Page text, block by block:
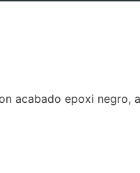
acabado epoxi